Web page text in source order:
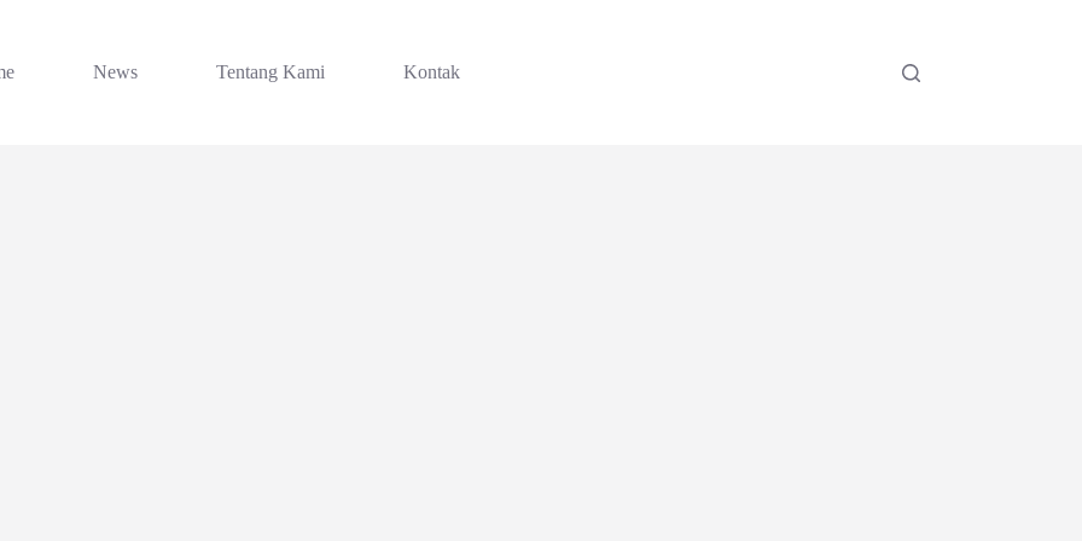
News Tentang Kami Kontak